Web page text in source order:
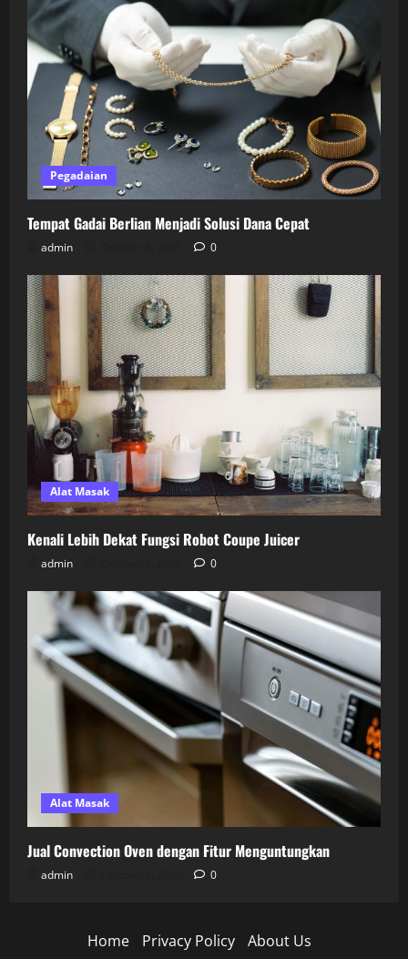
Pegadaian
Tempat Gadai Berlian Menjadi Solusi Dana Cepat
admin 0
Alat Masak
Kenali Lebih Dekat Fungsi Robot Coupe Juicer
admin 0
Alat Masak
Jual Convection Oven dengan Fitur Menguntungkan
admin 0
Home Privacy Policy About Us